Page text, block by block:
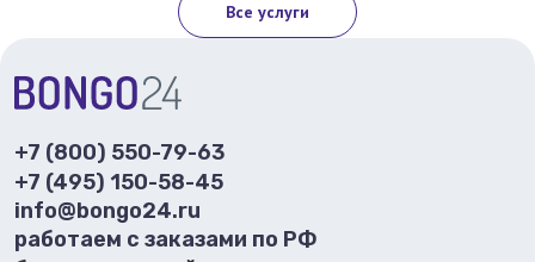
Все услуги
+7 (800) 550-79-63
+7 (495) 150-58-45
info@bongo24.ru
работаем с заказами по РФ